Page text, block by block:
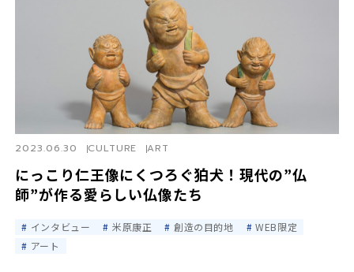
にっこり仁王像にくつろぐ狛犬！現代の”仏
師”が作る愛らしい仏像たち
2023.06.30 CULTURE ART
インタビュー 米原康正 創造の目的地
WEB限定
アート